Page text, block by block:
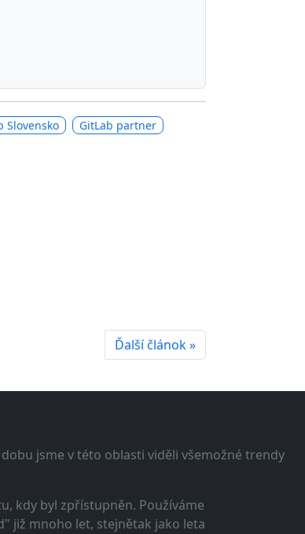
Slovensko GitLab partner
Ďalší článok »
jsme v této oblasti viděli všemožné trendy
kdy byl zpřístupněn. Používáme
již mnoho let, stejnětak jako leta